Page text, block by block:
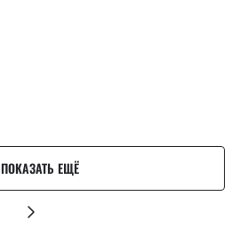
ПОКАЗАТЬ ЕЩЁ